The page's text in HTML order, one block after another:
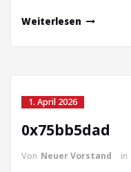
Weiterlesen
1. April 2026
0x75bb5dad
Von Neuer Vorstand in